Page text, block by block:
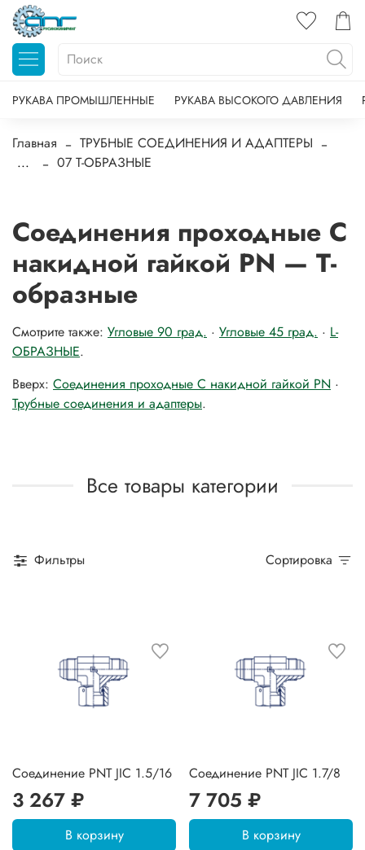
РУКАВА ПРОМЫШЛЕННЫЕ РУКАВА ВЫСОКОГО ДАВЛЕНИЯ
Главная
ТРУБНЫЕ СОЕДИНЕНИЯ И АДАПТЕРЫ
...
07 Т-ОБРАЗНЫЕ
Соединения проходные C
накидной гайкой PN — Т-
образные
Смотрите также: Угловые 90 град. · Угловые 45 град. · L-
ОБРАЗНЫЕ.
Вверх: Соединения проходные C накидной гайкой PN ·
Трубные соединения и адаптеры.
Все товары категории
Фильтры Сортировка
Соединение PNT JIC 1.5/16
3 267 ₽
В корзину
Соединение PNT JIC 1.7/8
7 705 ₽
В корзину